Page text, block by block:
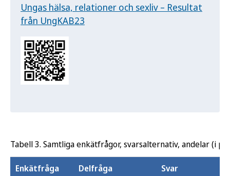
Ungas hälsa, relationer och sexliv – Resultat
från UngKAB23
Tabell 3. Samtliga enkätfrågor, svarsalternativ, andelar (i
Enkätfråga Delfråga Svar